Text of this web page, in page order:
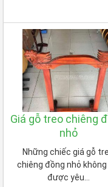
Giá gỗ treo chiêng
nhỏ
Những chiếc giá gỗ
chiêng đồng nhỏ
được yêu…